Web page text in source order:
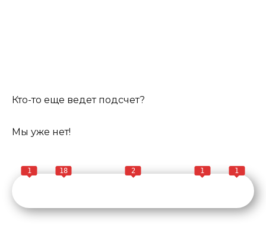
Кто-то еще ведет подсчет?
Мы уже нет!
1 18 2 1 1